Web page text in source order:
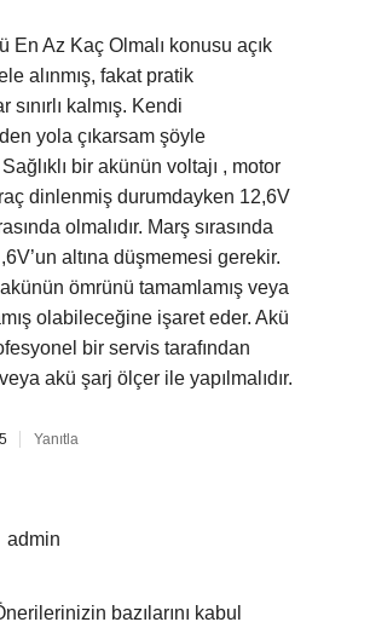
En Az Kaç Olmalı konusu açık
alınmış, fakat pratik
sınırlı kalmış. Kendi
yola çıkarsam şöyle
bir akünün voltajı , motor
dinlenmiş durumdayken 12,6V
olmalıdır. Marş sırasında
altına düşmemesi gerekir.
akünün ömrünü tamamlamış veya
olabileceğine işaret eder. Akü
bir servis tarafından
akü şarj ölçer ile yapılmalıdır.
Yanıtla
admin
bazılarını kabul